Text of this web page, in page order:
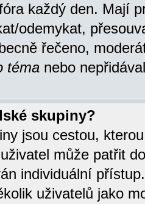
každý den. Mají
odemykat,
řečeno,
téma nebo
skupiny?
jsou cestou,
může patřit
individuální
uživatelů jako